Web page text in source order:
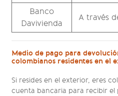
Banco
Davivienda
A través
Medio de pago para
colombianos residentes en el
Si resides en el exterior, eres
cuenta bancaria para recibir